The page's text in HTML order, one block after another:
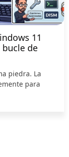
11
bucle de
piedra. La
para